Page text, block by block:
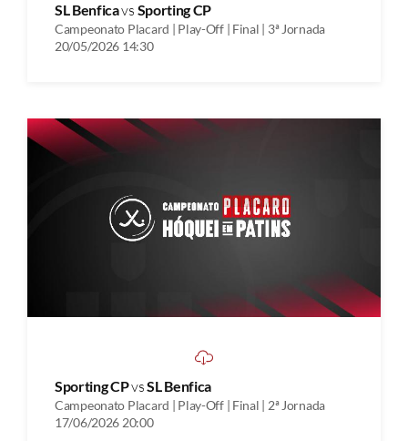
SL Benficavs Sporting CP
Campeonato Placard | Play-Off | Final | 3ª Jornada
20/05/2026 14:30
Sporting CPvsSL Benfica
Campeonato Placard | Play-Off | Final | 2ª Jornada
17/06/2026 20:00